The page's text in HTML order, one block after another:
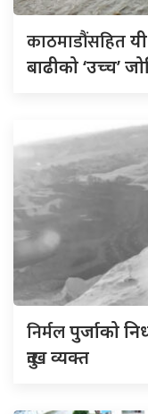
काठमाडौंसहित
बाढीको ‘उच्च’
निर्मलपुर्जाको
दुःख व्यक्त